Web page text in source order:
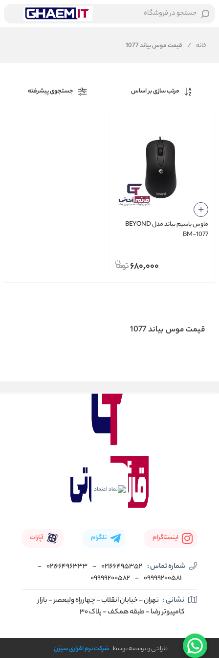
جستجو در فروشگاه
خانه / قیمت موس بیاند 1077
مرتب سازی بر اساس جستجوی پیشرفته
ماوس باسیم بیاند مدل BEYOND
BM-1077
680,000
قیمت موس بیاند 1077
اینستاگرام تلگرام آپارات
شماره تماس : 02166495352
-
02166496333
-
09999200581
-
09999200582
نشانی : تهران - خیابان انقلاب - چهارراه ولیعصر - بازار
کامپیوتر رضا - طبقه همکف - پلاک 30
طراحی و توسعه توسط شرکت نرم افزاری سیژن